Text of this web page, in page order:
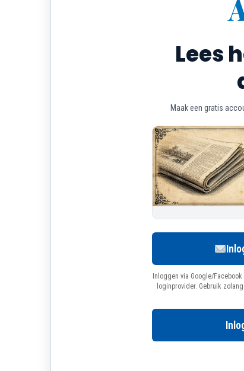
Lees
Maak een gratis
Inloggen via Google/
loginprovider. Gebruik